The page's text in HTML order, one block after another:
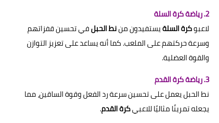
2. رياضة كرة السلة
لاعبوكرة السلةيستفيدون مننط الحبلفي تحسين قفزاتهم
وسرعة حركتهم على الملعب. كما أنه يساعد على تعزيز التوازن
والقوة العضلية.
3. رياضة كرة القدم
نط الحبل يعمل على تحسين سرعة رد الفعل وقوة الساقين، مما
يجعله تمرينًا مثاليًا للاعبيكرة القدم.